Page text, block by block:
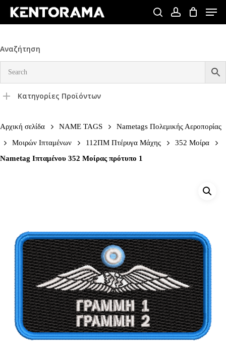
Skip
content
searchaccount
Menu
Αναζήτηση
Κατηγορίες Προϊόντων
Αρχική σελίδα NAME TAGS
Nametags Πολεμικής Αεροπορίας
Μοιρών Ιπταμένων
112ΠΜ Πτέρυγα Μάχης
352 Μοίρα
Nametag Ιπταμένου 352 Μοίρας πρότυπο 1